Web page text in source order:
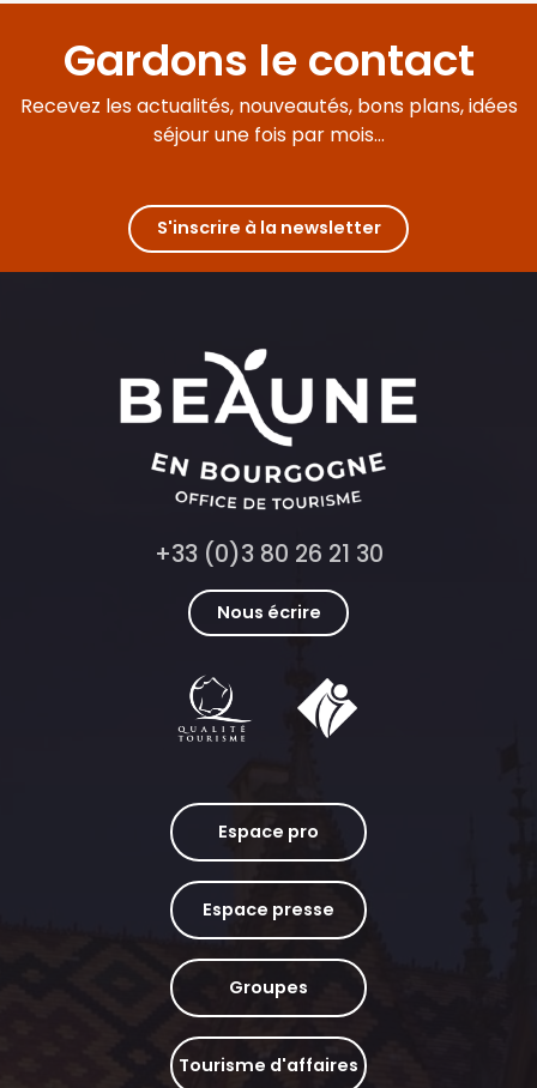
Gardons le contact
Recevez les actualités, nouveautés, bons plans, idées
séjour une fois par mois...
S'inscrire à la newsletter
+33 (0)3 80 26 21 30
Nous écrire
Espace pro
Espace presse
Groupes
Tourisme d'affaires